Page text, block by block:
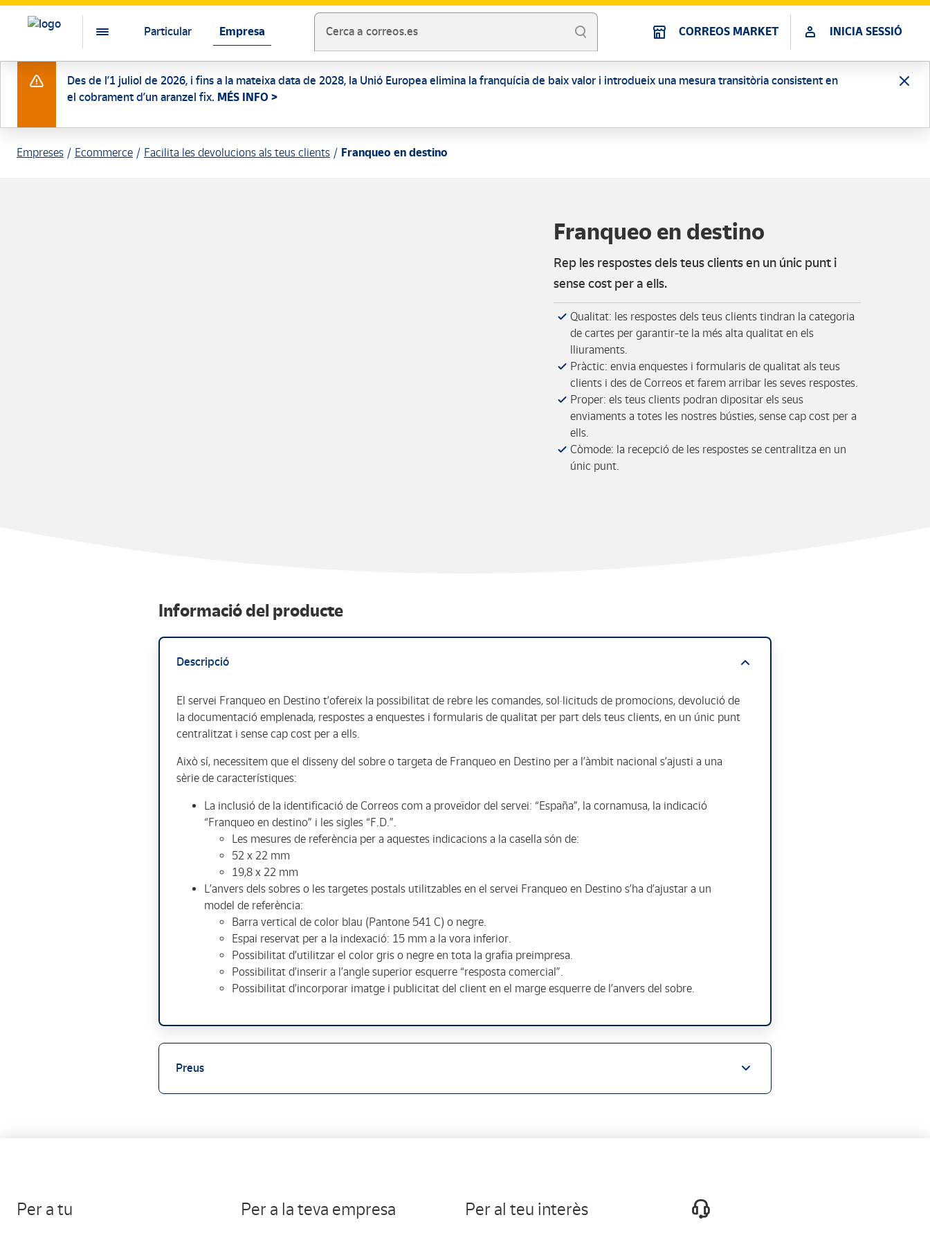
Particular Empresa Cerca a correos.es CORREOS MARKET INICIA SESSIÓ
Des de l’1 juliol de 2026, i fins a la mateixa data de 2028, la Unió Europea elimina la franquícia de baix valor i introdueix una mesura transitòria consistent en
el cobrament d’un aranzel fix. MÉS INFO >
Empreses Ecommerce Facilita les devolucions als teus clients Franqueo en destino
Franqueo en destino
Rep les respostes dels teus clients en un únic punt i
sense cost per a ells.
Qualitat: les respostes dels teus clients tindran la categoria
de cartes per garantir-te la més alta qualitat en els
lliuraments.
Pràctic: envia enquestes i formularis de qualitat als teus
clients i des de Correos et farem arribar les seves respostes.
Proper: els teus clients podran dipositar els seus
enviaments a totes les nostres bústies, sense cap cost per a
ells.
Còmode: la recepció de les respostes se centralitza en un
únic punt.
Informació del producte
Descripció
El servei Franqueo en Destino t’ofereix la possibilitat de rebre les comandes, sol·licituds de promocions, devolució de
la documentació emplenada, respostes a enquestes i formularis de qualitat per part dels teus clients, en un únic punt
centralitzat i sense cap cost per a ells.
Això sí, necessitem que el disseny del sobre o targeta de Franqueo en Destino per a l’àmbit nacional s’ajusti a una
sèrie de característiques:
La inclusió de la identificació de Correos com a proveïdor del servei: “España”, la cornamusa, la indicació
“Franqueo en destino” i les sigles “F.D.”.
Les mesures de referència per a aquestes indicacions a la casella són de:
52 x 22 mm
19,8 x 22 mm
L’anvers dels sobres o les targetes postals utilitzables en el servei Franqueo en Destino s’ha d’ajustar a un
model de referència:
Barra vertical de color blau (Pantone 541 C) o negre.
Espai reservat per a la indexació: 15 mm a la vora inferior.
Possibilitat d’utilitzar el color gris o negre en tota la grafia preimpresa.
Possibilitat d’inserir a l’angle superior esquerre “resposta comercial”.
Possibilitat d’incorporar imatge i publicitat del client en el marge esquerre de l’anvers del sobre.
Preus
Per a tu Per a la teva empresa Per al teu interès